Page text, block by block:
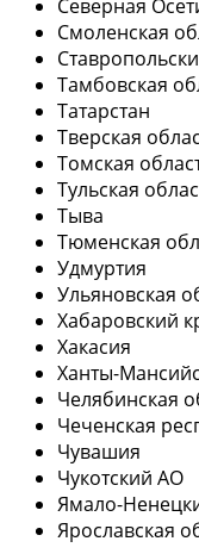
Северная
Смоленская
Тамбовская
Татарстан
Тверская
Томская
Тульская
Тыва
Тюменская
Удмуртия
Ульяновская
Хабаровский
Хакасия
Ханты-
Челябинская
Чеченская
Чувашия
Чукотский АО
Ямало-
Ярославская